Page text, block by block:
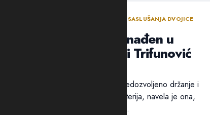
ODLUKA SUDIJE ZA ISTRAGU NAKON SASLUŠANJA DVOJICE
Arsenal oružja pronađen u
“štekovima”: Suić i Trifunović
Pritvor dvojici osumnjičenih za nedozvoljeno držanje i
nošenje oružja i eksplozivnih materija, navela je ona,
određen je zbog opasnosti od...